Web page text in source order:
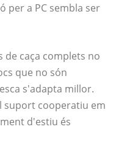
per a PC sembla ser
de caça complets no
que no són
s'adapta millor.
suport cooperatiu em
d'estiu és